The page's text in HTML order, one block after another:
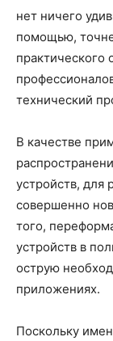
нет ничего
помощью,
практического
технический
В качестве
устройств, для
совершенно
того,
устройств в
острую
приложениях.
Поскольку